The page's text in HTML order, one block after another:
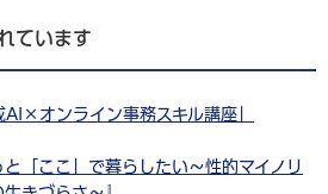
ています
AI×オンライン事務スキル講座」
「ここ」で暮らしたい～性的マイノリ